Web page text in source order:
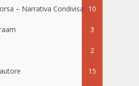
– Narrativa Condivisa 10
3
2
15